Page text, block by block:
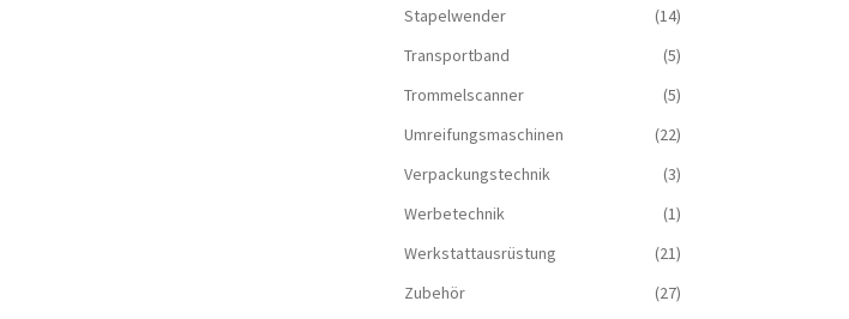
Stapelwender
(14)
Transportband
(5)
Trommelscanner
(5)
Umreifungsmaschinen
(22)
Verpackungstechnik
(3)
Werbetechnik
(1)
Werkstattausrüstung
(21)
Zubehör
(27)